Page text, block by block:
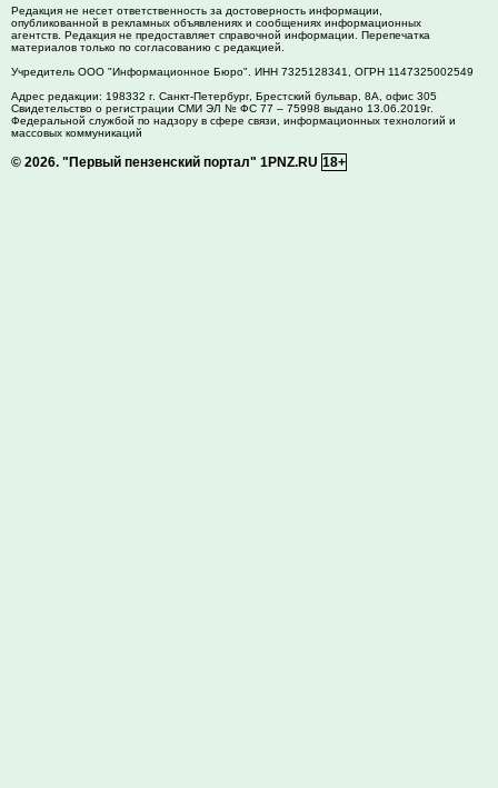
Редакция не несет ответственность за достоверность информации,
опубликованной в рекламных объявлениях и сообщениях информационных
агентств. Редакция не предоставляет справочной информации. Перепечатка
материалов только по согласованию с редакцией.
Учредитель ООО "Информационное Бюро". ИНН 7325128341, ОГРН 1147325002549
Адрес редакции: 198332 г. Санкт-Петербург, Брестский бульвар, 8А, офис 305
Свидетельство о регистрации СМИ ЭЛ № ФС 77 – 75998 выдано 13.06.2019г.
Федеральной службой по надзору в сфере связи, информационных технологий и
массовых коммуникаций
© 2026. "Первый пензенский портал" 1PNZ.RU 18+